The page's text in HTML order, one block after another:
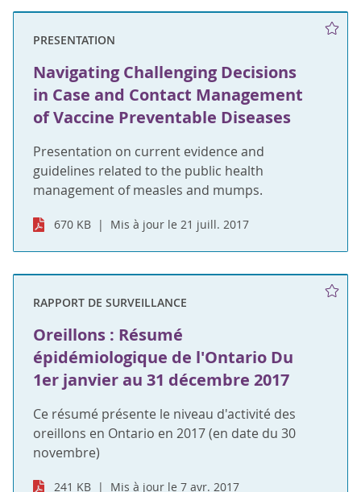
PRESENTATION
Navigating Challenging Decisions
in Case and Contact Management
of Vaccine Preventable Diseases
Presentation on current evidence and
guidelines related to the public health
management of measles and mumps.
670 KB Mis à jour le 21 juill. 2017
RAPPORT DE SURVEILLANCE
Oreillons : Résumé
épidémiologique de l'Ontario Du
1er janvier au 31 décembre 2017
Ce résumé présente le niveau d'activité des
oreillons en Ontario en 2017 (en date du 30
novembre)
241 KB Mis à jour le 7 avr. 2017